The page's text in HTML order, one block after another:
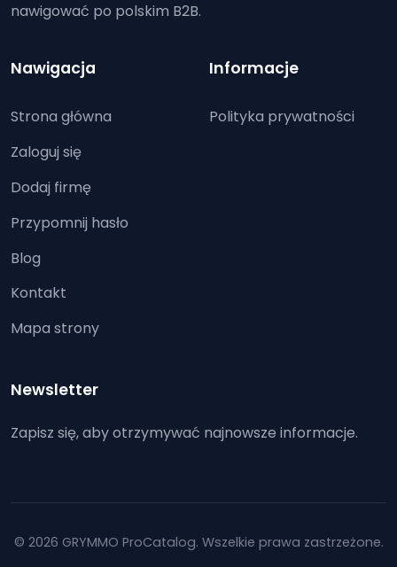
nawigować po polskim B2B.
Nawigacja
Strona główna
Zaloguj się
Dodaj firmę
Przypomnij hasło
Blog
Kontakt
Mapa strony
Informacje
Polityka prywatności
Newsletter
Zapisz się, aby otrzymywać najnowsze informacje.
© 2026 GRYMMO ProCatalog. Wszelkie prawa zastrzeżone.